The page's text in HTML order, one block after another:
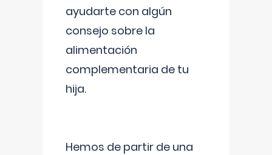
ayudarte con algún
consejo sobre la
alimentación
complementaria de tu
hija.
Hemos de partir de una